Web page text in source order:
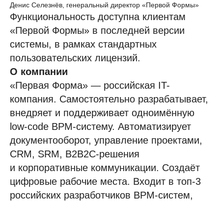
Денис Селезнёв, генеральный директор «Первой Формы»
Функциональность доступна клиентам
«Первой Формы» в последней версии
системы, в рамках стандартных
пользовательских лицензий.
О компании
«Первая Форма» — российская IT-
компания. Самостоятельно разрабатывает,
внедряет и поддерживает одноимённую
low-code BPM-систему. Автоматизирует
документооборот, управление проектами,
CRM, SRM, B2B2C-решения
и корпоративные коммуникации. Создаёт
цифровые рабочие места. Входит в топ-3
российских разработчиков BPM-систем,
Обсудим ваши потребности
и цели автоматизации.
на демо-площадках.
Ответим на все вопросы.
заполните форму
Задайте вопрос экспертам
или запросите демо-встречу
Решение идеально
для enterprise-компаний